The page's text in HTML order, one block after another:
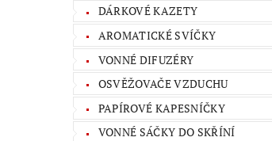
DÁRKOVÉ KAZETY
AROMATICKÉ SVÍČKY
VONNÉ DIFUZÉRY
OSVĚŽOVAČE VZDUCHU
PAPÍROVÉ KAPESNÍČKY
VONNÉ SÁČKY DO SKŘÍNÍ